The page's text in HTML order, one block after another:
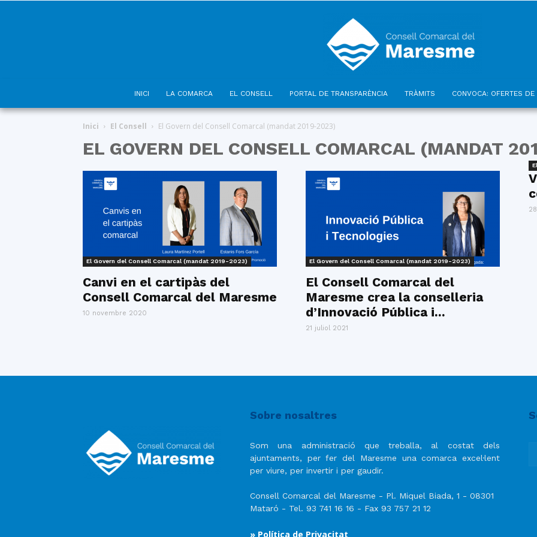
INICI LA COMARCA EL CONSELL PORTAL DE TRANSPARÈNCIA TRÀMITS CONVOCA: OFERTES DE
Inici El Consell El Govern del Consell Comarcal (mandat 2019-2023)
EL GOVERN DEL CONSELL COMARCAL (MANDAT
El Govern del Consell Comarcal (mandat 2019-2023)
Canvi en el cartipàs del
Consell Comarcal del Maresme
10 novembre 2020
El Govern del Consell Comarcal (mandat 2019-2023)
El Consell Comarcal del
Maresme crea la conselleria
d’Innovació Pública i...
21 juliol 2021
Sobre nosaltres
Som una administració que treballa, al costat dels
ajuntaments, per fer del Maresme una comarca excel·lent
per viure, per invertir i per gaudir.
Consell Comarcal del Maresme - Pl. Miquel Biada, 1 - 08301
Mataró - Tel. 93 741 16 16 - Fax 93 757 21 12
» Política de Privacitat